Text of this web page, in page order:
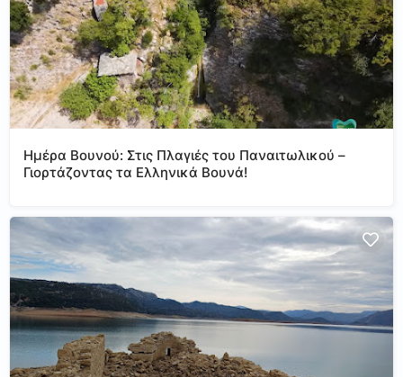
Ημέρα Βουνού: Στις Πλαγιές του Παναιτωλικού –
Γιορτάζοντας τα Ελληνικά Βουνά!